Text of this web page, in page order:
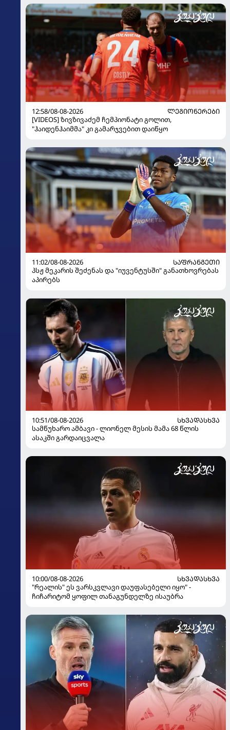
12:58/08-08-2026
ᲚᲔᲒᲘᲝᲜᲔᲠᲔᲑᲘ
[VIDEOS] ზივზივაძემ ჩემპიონატი გოლით,
"ჰაიდენჰაიმმა" კი გამარჯვებით დაიწყო
11:02/08-08-2026
ᲡᲐᲤᲠᲐᲜᲒᲔᲗᲘ
პსჟ მეკარის შეძენას და "იუვენტუსში" განათხოვრებას
აპირებს
10:51/08-08-2026
ᲡᲮᲕᲐᲓᲐᲡᲮᲕᲐ
სამწუხარო ამბავი - ლიონელ მესის მამა 68 წლის
ასაკში გარდაიცვალა
10:00/08-08-2026
ᲡᲮᲕᲐᲓᲐᲡᲮᲕᲐ
"რეალის" ეს ვარსკვლავი დაუფასებელი იყო" -
ჩიჩარიტომ ყოფილ თანაგუნდელზე ისაუბრა